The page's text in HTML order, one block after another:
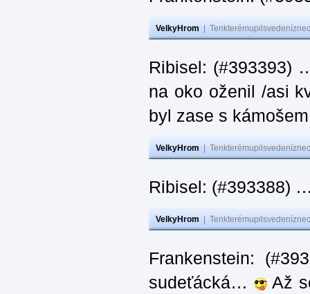
VelkyHrom
Ribisel: (#393393)
na oko oženil /asi
byl zase s
VelkyHrom
Ribisel: (#393388)
VelkyHrom
Frankenstein:
sudeťácká…
Až